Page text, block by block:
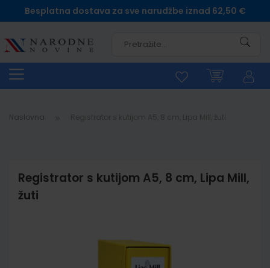
Besplatna dostava za sve narudžbe iznad 62,50 €
Naslovna
Registrator s kutijom A5, 8 cm, Lipa Mill,
žuti